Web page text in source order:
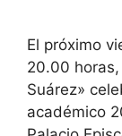
El próximo
20.00
Suárez»
académico